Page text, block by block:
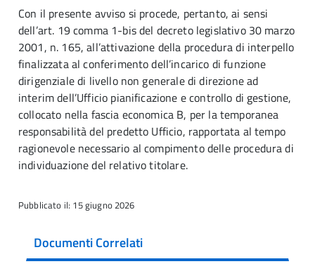
Con il presente avviso si procede, pertanto, ai sensi
dell’art. 19 comma 1-bis del decreto legislativo 30 marzo
2001, n. 165, all’attivazione della procedura di interpello
finalizzata al conferimento dell’incarico di funzione
dirigenziale di livello non generale di direzione ad
interim dell’Ufficio pianificazione e controllo di gestione,
collocato nella fascia economica B, per la temporanea
responsabilità del predetto Ufficio, rapportata al tempo
ragionevole necessario al compimento delle procedura di
individuazione del relativo titolare.
Pubblicato il: 15 giugno 2026
Documenti Correlati